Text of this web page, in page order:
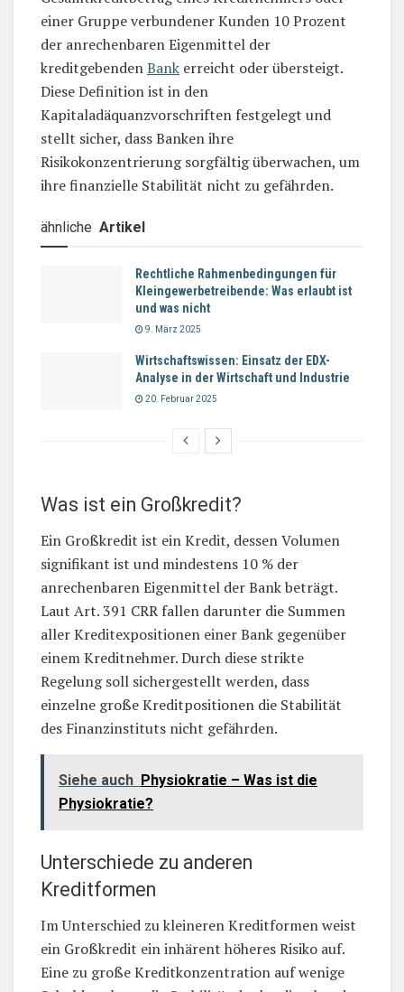
einer Gruppe verbundener Kunden 10 Prozent
der anrechenbaren Eigenmittel der
kreditgebendenBank erreicht oder übersteigt.
Diese Definition ist in den
Kapitaladäquanzvorschriften festgelegt und
stellt sicher, dass Banken ihre
Risikokonzentrierung sorgfältig überwachen, um
ihre finanzielle Stabilität nicht zu gefährden.
ähnliche Artikel
Rechtliche Rahmenbedingungen für
Kleingewerbetreibende: Was erlaubt ist
und was nicht
9. März 2025
Wirtschaftswissen: Einsatz der EDX-
Analyse in der Wirtschaft und Industrie
20. Februar 2025
Was ist ein Großkredit?
Ein Großkredit ist ein Kredit, dessen Volumen
signifikant ist und mindestens 10 % der
anrechenbaren Eigenmittel der Bank beträgt.
Laut Art. 391 CRR fallen darunter die Summen
aller Kreditexpositionen einer Bank gegenüber
einem Kreditnehmer. Durch diese strikte
Regelung soll sichergestellt werden, dass
einzelne große Kreditpositionen die Stabilität
des Finanzinstituts nicht gefährden.
Siehe auch Physiokratie – Was ist die
Physiokratie?
Unterschiede zu anderen
Kreditformen
Im Unterschied zu kleineren Kreditformen weist
ein Großkredit ein inhärent höheres Risiko auf.
Eine zu große Kreditkonzentration auf wenige